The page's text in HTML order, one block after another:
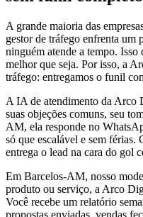
A grande maioria das
gestor de tráfego enfrenta um
ninguém atende a tempo.
melhor que seja. Por isso, a
tráfego: entregamos o funil
A IA de atendimento da Arco
suas objeções comuns, seu
AM, ela responde no
só que escalável e sem
entrega o lead na cara do gol
Em Barcelos-AM, nosso
produto ou serviço, a Arco
Você recebe um relatório